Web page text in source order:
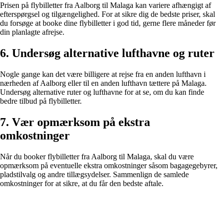
Prisen på flybilletter fra Aalborg til Malaga kan variere afhængigt af
efterspørgsel og tilgængelighed. For at sikre dig de bedste priser, skal
du forsøge at booke dine flybilletter i god tid, gerne flere måneder før
din planlagte afrejse.
6. Undersøg alternative lufthavne og ruter
Nogle gange kan det være billigere at rejse fra en anden lufthavn i
nærheden af Aalborg eller til en anden lufthavn tættere på Malaga.
Undersøg alternative ruter og lufthavne for at se, om du kan finde
bedre tilbud på flybilletter.
7. Vær opmærksom på ekstra
omkostninger
Når du booker flybilletter fra Aalborg til Malaga, skal du være
opmærksom på eventuelle ekstra omkostninger såsom bagagegebyrer,
pladstilvalg og andre tillægsydelser. Sammenlign de samlede
omkostninger for at sikre, at du får den bedste aftale.